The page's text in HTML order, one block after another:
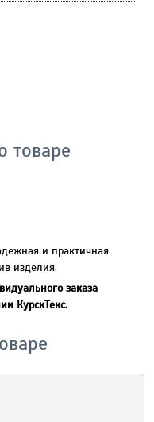
товаре
и практичная
изделия.
заказа
КурскТекс.